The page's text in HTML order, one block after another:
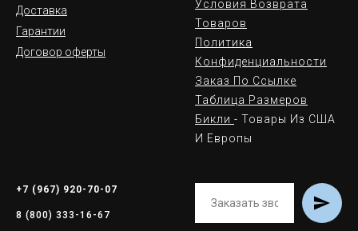
Доставка
Гарантии
Договор оферты
Условия Возврата
Товаров
Политика
Конфиденциальности
Заказ По Ссылке
Таблица Размеров
Бикли - Товары Из США
И Европы
+7 (967) 920-70-07
8 (800) 333-16-67